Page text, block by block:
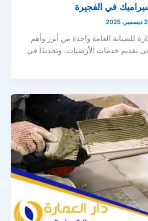
في الفجيرة
2025
للصيانة العامة واحدة من أبرز وأهم
تقديم خدمات الأرضيات، وتحديدًا في